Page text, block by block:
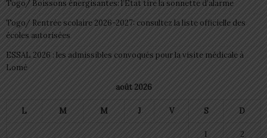
Togo/ Boissons énergisantes: l’État tire la sonnette d’alarme
Togo/ Rentrée scolaire 2026-2027: consultez la liste officielle des
écoles autorisées
ESSAL 2026 : les admissibles convoqués pour la visite médicale à
Lomé
août 2026
L M M J V S D
1 2